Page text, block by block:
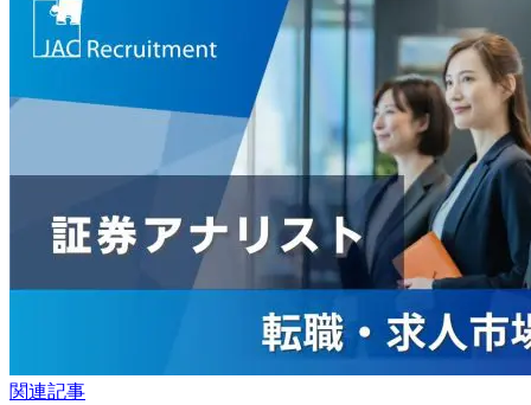
関連記事